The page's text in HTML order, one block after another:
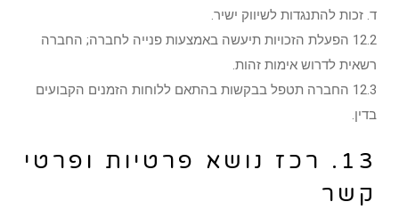
ד. זכות להתנגדות לשיווק ישיר.
12.2 הפעלת הזכויות תיעשה באמצעות פנייה לחברה; החברה
רשאית לדרוש אימות זהות.
12.3 החברה תטפל בבקשות בהתאם ללוחות הזמנים הקבועים
בדין.
13. רכז נושא פרטיות ופרטי
קשר